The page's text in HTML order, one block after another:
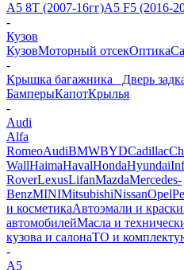
A5 8T (2007-16гг)A5 F5 (2016-
-
Кузов
КузовМоторный отсекОптика
-
Крышка багажника_ Дверь
БамперыКапотКрылья
-
Audi
Alfa
RomeoAudiBMWBYDCadillac
WallHaimaHavalHondaHyundai
RoverLexusLifanMazdaMercedes-
BenzMINIMitsubishiNissanOpel
и косметикаАвтоэмали и краски
автомобилейМасла и
кузова и салонаТО и
-
A5